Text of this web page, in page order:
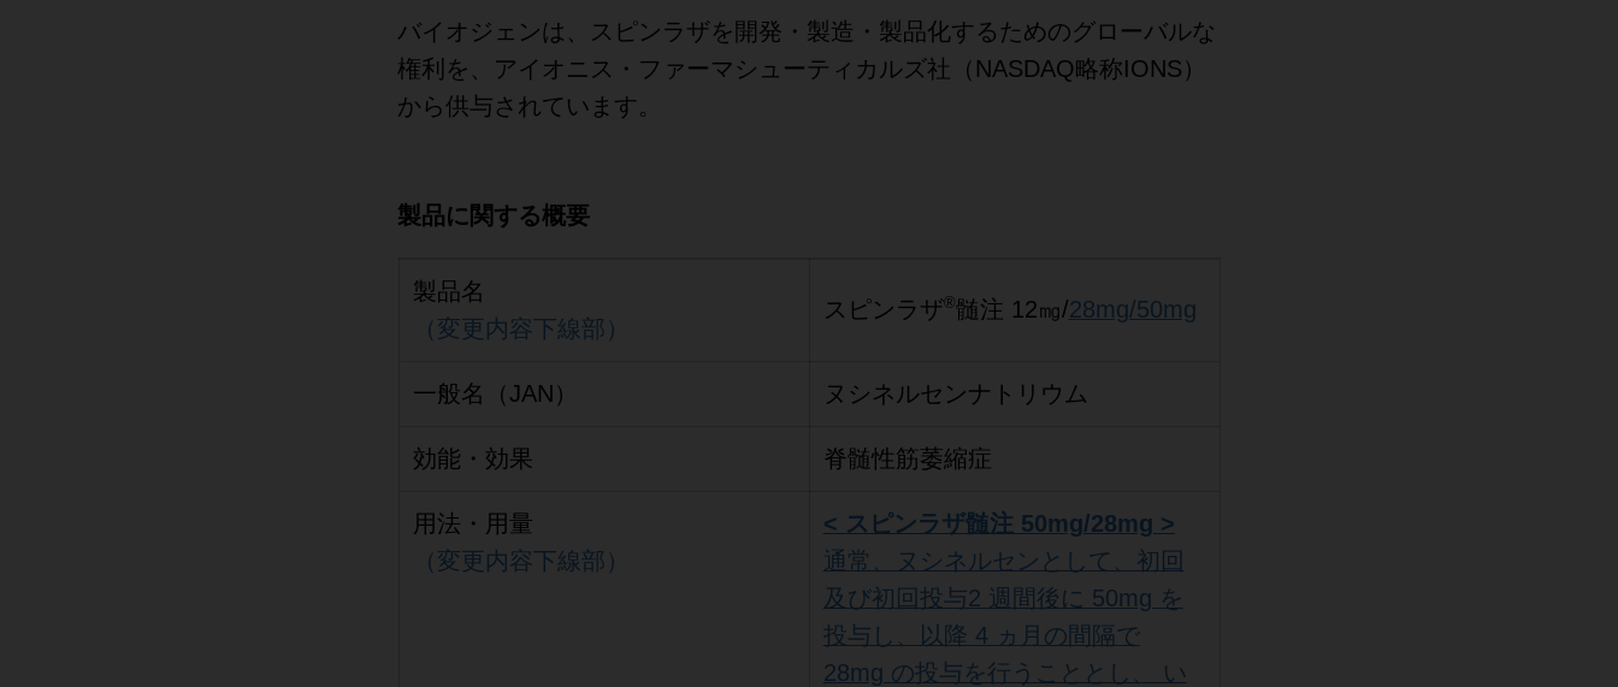
バイオジェンは、スピンラザを開発・製造・製品化するためのグローバルな
権利を、アイオニス・ファーマシューティカルズ社（NASDAQ略称IONS）
から供与されています。
製品に関する概要
製品名
（変更内容下線部）
スピンラザ®髄注 12㎎/28mg/50mg
一般名（JAN） ヌシネルセンナトリウム
効能・効果 脊髄性筋萎縮症
用法・用量
（変更内容下線部）
< スピンラザ髄注 50mg/28mg >
通常、ヌシネルセンとして、初回
及び初回投与2 週間後に 50mg を
投与し、以降 4 ヵ月の間隔で
28mg の投与を行うこととし、 い